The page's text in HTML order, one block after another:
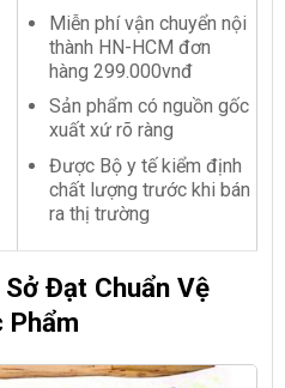
Miễn phí vận chuyển nội
thành HN-HCM đơn
hàng 299.000vnđ
Sản phẩm có nguồn gốc
xuất xứ rõ ràng
Được Bộ y tế kiểm định
chất lượng trước khi bán
ra thị trường
Đạt Chuẩn Vệ
Phẩm